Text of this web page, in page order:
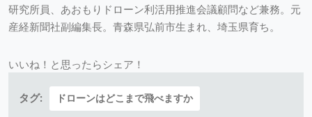
研究所員、あおもりドローン利活用推進会議顧問など兼務。元
産経新聞社副編集長。青森県弘前市生まれ、埼玉県育ち。
いいね！と思ったらシェア！
タグ: ドローンはどこまで飛べますか